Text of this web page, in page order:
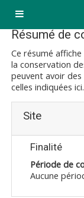
Panneau
Résumé de
Ce résumé
la conservation
peuvent avoir
celles indiquées ici.
Site
Finalité
Période de
Aucune